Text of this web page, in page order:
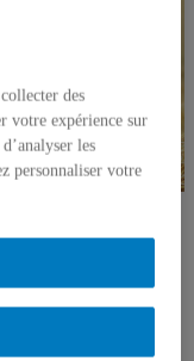
des bémols
des
votre expérience sur
les
personnaliser votre